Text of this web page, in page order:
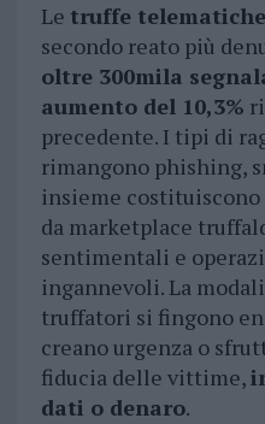
Le truffe telematiche
secondo reato più
oltre 300mila
aumento del 10,3%
precedente. I tipi di
rimangono phishing,
insieme
da marketplace
sentimentali e
ingannevoli. La
truffatori si fingono
creano urgenza o
fiducia delle vittime,
dati o denaro.